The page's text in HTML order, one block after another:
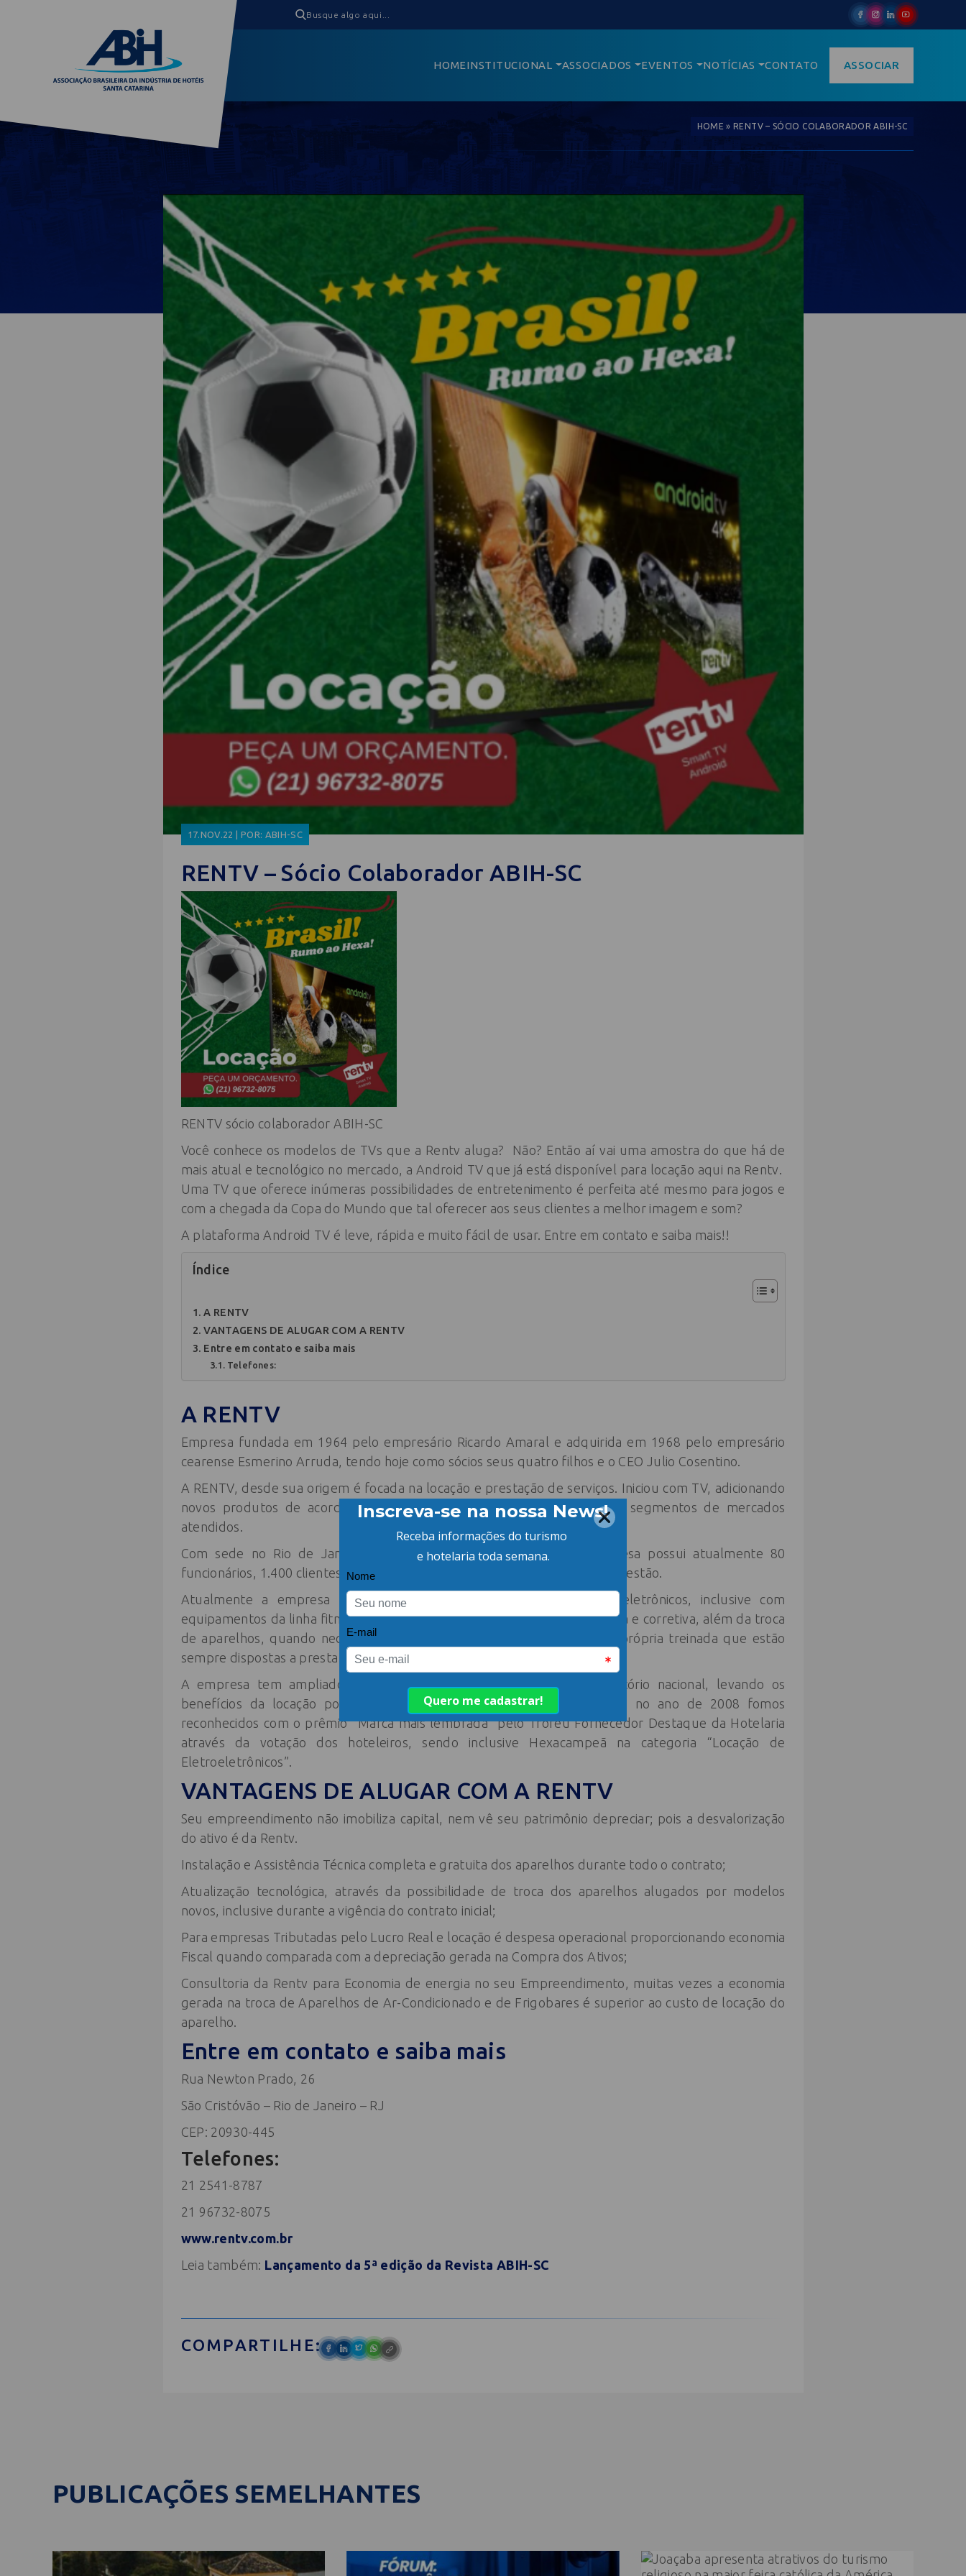
HOMEINSTITUCIONAL ASSOCIADOS EVENTOS NOTÍCIAS CONTATO ASSOCIAR
HOME »RENTV – SÓCIO COLABORADOR ABIH-SC
17.NOV.22 | POR: ABIH-SC
RENTV – Sócio Colaborador ABIH-SC
RENTV sócio colaborador ABIH-SC
Você conhece os modelos de TVs que a Rentv aluga? Não? Então aí vai uma amostra do que há de
mais atual e tecnológico no mercado, a Android TV que já está disponível para locação aqui na Rentv.
Uma TV que oferece inúmeras possibilidades de entretenimento é perfeita até mesmo para jogos e
com a chegada da Copa do Mundo que tal oferecer aos seus clientes a melhor imagem e som?
A plataforma Android TV é leve, rápida e muito fácil de usar. Entre em contato e saiba mais!!
Índice
A RENTV
VANTAGENS DE ALUGAR COM A RENTV
Entre em contato e saiba mais
Telefones:
A RENTV
Empresa fundada em 1964 pelo empresário Ricardo Amaral e adquirida em 1968 pelo empresário
cearense Esmerino Arruda, tendo hoje como sócios seus quatro filhos e o CEO Julio Cosentino.
A RENTV, desde sua origem é focada na locação e prestação de serviços. Iniciou com TV, adicionando
novos produtos de acordo com as necessidades dos clientes e novos segmentos de mercados
atendidos.
Com sede no Rio de Janeiro e operação em vários estados, a empresa possui atualmente 80
funcionários, 1.400 clientes ativos e um portfólio de 40.000 produtos sob gestão.
Atualmente a empresa trabalha com diversos equipamentos eletroeletrônicos, inclusive com
equipamentos da linha fitness. Os serviços incluem manutenção preventiva e corretiva, além da troca
de aparelhos, quando necessário, através de frota de carros e equipe própria treinada que estão
sempre dispostas a prestar um serviço de qualidade e com rapidez.
A empresa tem ampliado cada vez mais a atuação por todo o território nacional, levando os
benefícios da locação por todo o Brasil. Com todo esse crescimento, no ano de 2008 fomos
reconhecidos com o prêmio “Marca mais lembrada” pelo Troféu Fornecedor Destaque da Hotelaria
através da votação dos hoteleiros, sendo inclusive Hexacampeã na categoria “Locação de
Eletroeletrônicos”.
VANTAGENS DE ALUGAR COM A RENTV
Seu empreendimento não imobiliza capital, nem vê seu patrimônio depreciar; pois a desvalorização
do ativo é da Rentv.
Instalação e Assistência Técnica completa e gratuita dos aparelhos durante todo o contrato;
Atualização tecnológica, através da possibilidade de troca dos aparelhos alugados por modelos
novos, inclusive durante a vigência do contrato inicial;
Para empresas Tributadas pelo Lucro Real e locação é despesa operacional proporcionando economia
Fiscal quando comparada com a depreciação gerada na Compra dos Ativos;
Consultoria da Rentv para Economia de energia no seu Empreendimento, muitas vezes a economia
gerada na troca de Aparelhos de Ar-Condicionado e de Frigobares é superior ao custo de locação do
aparelho.
Entre em contato e saiba mais
Rua Newton Prado, 26
São Cristóvão – Rio de Janeiro – RJ
CEP: 20930-445
Telefones:
21 2541-8787
21 96732-8075
www.rentv.com.br
Leia também: Lançamento da 5ª edição da Revista ABIH-SC
COMPARTILHE:
PUBLICAÇÕES SEMELHANTES